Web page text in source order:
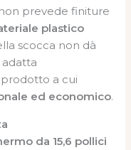
prevede finiture
plastico
scocca non dà
adatta
a cui
ed economico.
da 15,6 pollici